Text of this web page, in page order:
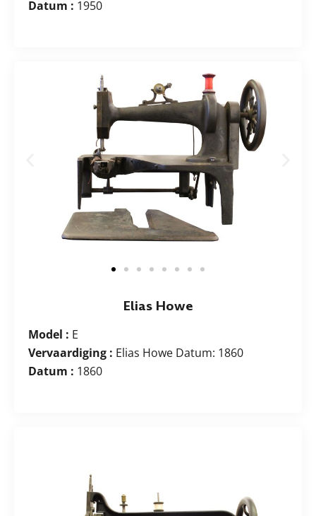
Datum : 1950
Elias Howe
Model : E
Vervaardiging : Elias Howe Datum: 1860
Datum : 1860